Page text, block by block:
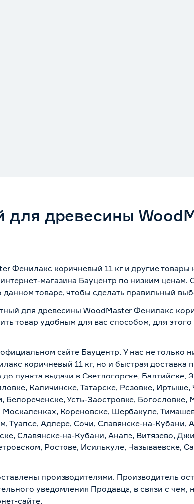
для древесины
Фенилакс коричневый 11 кг и другие
магазина Бауцентр по низким
товаре, чтобы сделать правильный
для древесины WoodMaster Фенилакс
товар удобным для вас способом, для
сайте Бауцентр. У нас не только
коричневый 11 кг, но и быстрая доставка
пункта выдачи в Светлогорске, Балтийске,
Каличинске, Татарске, Розовке,
Усть-Заостровке,
Кореновске, Шербакуле,
Адлере, Сочи, Славянске-на-Кубани,
Славянске-на-Кубани, Анапе, Витязево,
Ростове, Исилькуле, Называевске,
производителями. Производитель
уведомления Продавца, в связи с чем,
сайте.